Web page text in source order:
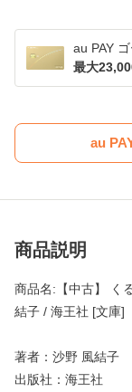
au PAY
最大
au
商品説明
商品名:【中古】 く
結子 / 海王社 [文庫]
著者：沙野 風結子
出版社：海王社